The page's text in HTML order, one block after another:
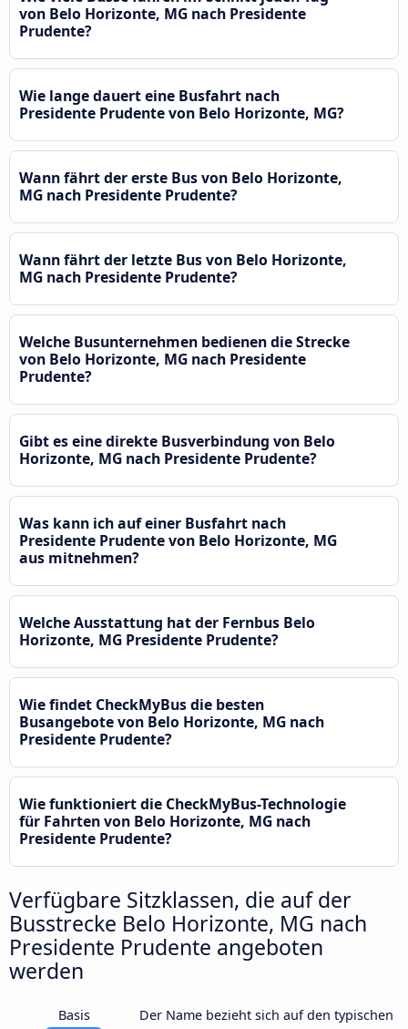
von Belo Horizonte, MG nach Presidente
Prudente?
Wie lange dauert eine Busfahrt nach
Presidente Prudente von Belo Horizonte, MG?
Wann fährt der erste Bus von Belo Horizonte,
MG nach Presidente Prudente?
Wann fährt der letzte Bus von Belo Horizonte,
MG nach Presidente Prudente?
Welche Busunternehmen bedienen die Strecke
von Belo Horizonte, MG nach Presidente
Prudente?
Gibt es eine direkte Busverbindung von Belo
Horizonte, MG nach Presidente Prudente?
Was kann ich auf einer Busfahrt nach
Presidente Prudente von Belo Horizonte, MG
aus mitnehmen?
Welche Ausstattung hat der Fernbus Belo
Horizonte, MG Presidente Prudente?
Wie findet CheckMyBus die besten
Busangebote von Belo Horizonte, MG nach
Presidente Prudente?
Wie funktioniert die CheckMyBus-Technologie
für Fahrten von Belo Horizonte, MG nach
Presidente Prudente?
Verfügbare Sitzklassen, die auf der
Busstrecke Belo Horizonte, MG nach
Presidente Prudente angeboten
werden
Basis
Der Name bezieht sich auf den typischen